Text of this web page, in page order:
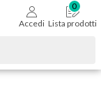
Accedi Lista prodotti